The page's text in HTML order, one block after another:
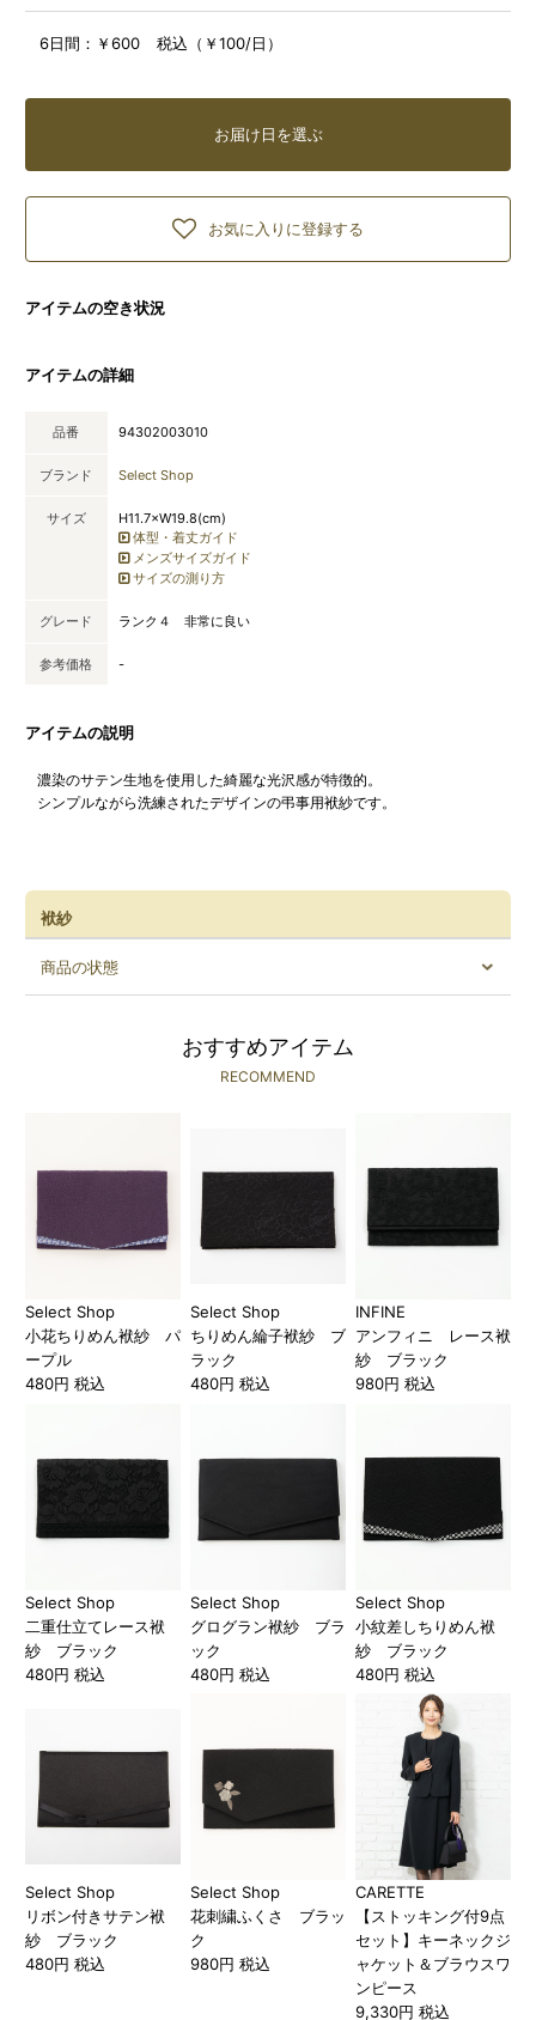
6日間： ￥600 税込（￥100/日）
お届け日を選ぶ
お気に入りに登録する
アイテムの空き状況
アイテムの詳細
品番 94302003010
ブランド Select Shop
サイズ
H11.7×W19.8(cm)
体型・着丈ガイド
メンズサイズガイド
サイズの測り方
グレード ランク４ 非常に良い
参考価格 -
アイテムの説明
濃染のサテン生地を使用した綺麗な光沢感が特徴的。
シンプルながら洗練されたデザインの弔事用袱紗です。
袱紗
商品の状態
おすすめアイテム
RECOMMEND
Select Shop
小花ちりめん袱紗 パ
ープル
480円 税込
Select Shop
ちりめん綸子袱紗 ブ
ラック
480円 税込
INFINE
アンフィニ レース袱
紗 ブラック
980円 税込
Select Shop
二重仕立てレース袱
紗 ブラック
480円 税込
Select Shop
グログラン袱紗 ブラ
ック
480円 税込
Select Shop
小紋差しちりめん袱
紗 ブラック
480円 税込
Select Shop
リボン付きサテン袱
紗 ブラック
480円 税込
Select Shop
花刺繍ふくさ ブラッ
ク
980円 税込
CARETTE
【ストッキング付9点
セット】キーネックジ
ャケット＆ブラウスワ
ンピース
9,330円 税込